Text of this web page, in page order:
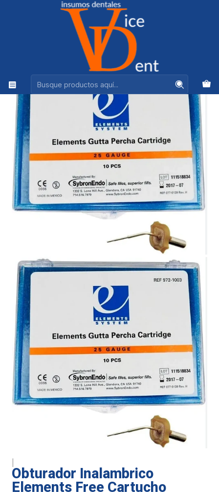
Ventas +56944575313
Obturador Inalambrico Elements Free Cartucho Mediano
Body Kit 25GA 10 unid
Obturador Inalambrico
Elements Free Cartucho